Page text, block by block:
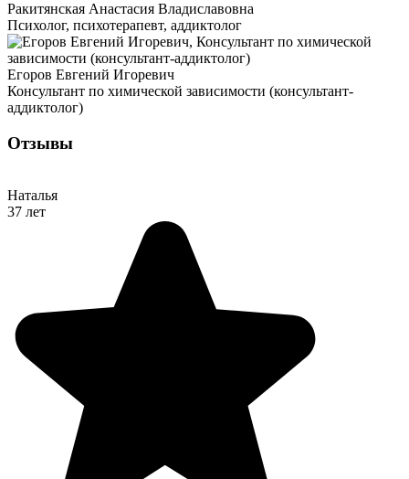
Ракитянская Анастасия Владиславовна
Психолог, психотерапевт, аддиктолог
Егоров Евгений Игоревич
Консультант по химической зависимости (консультант-
аддиктолог)
Отзывы
Наталья
37 лет